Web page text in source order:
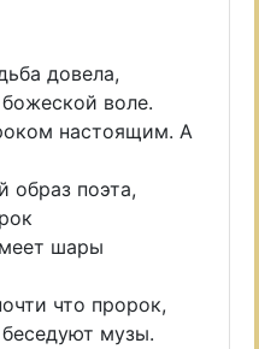
довела,
воле.
настоящим. А
образ поэта,
шары
что пророк,
музы.